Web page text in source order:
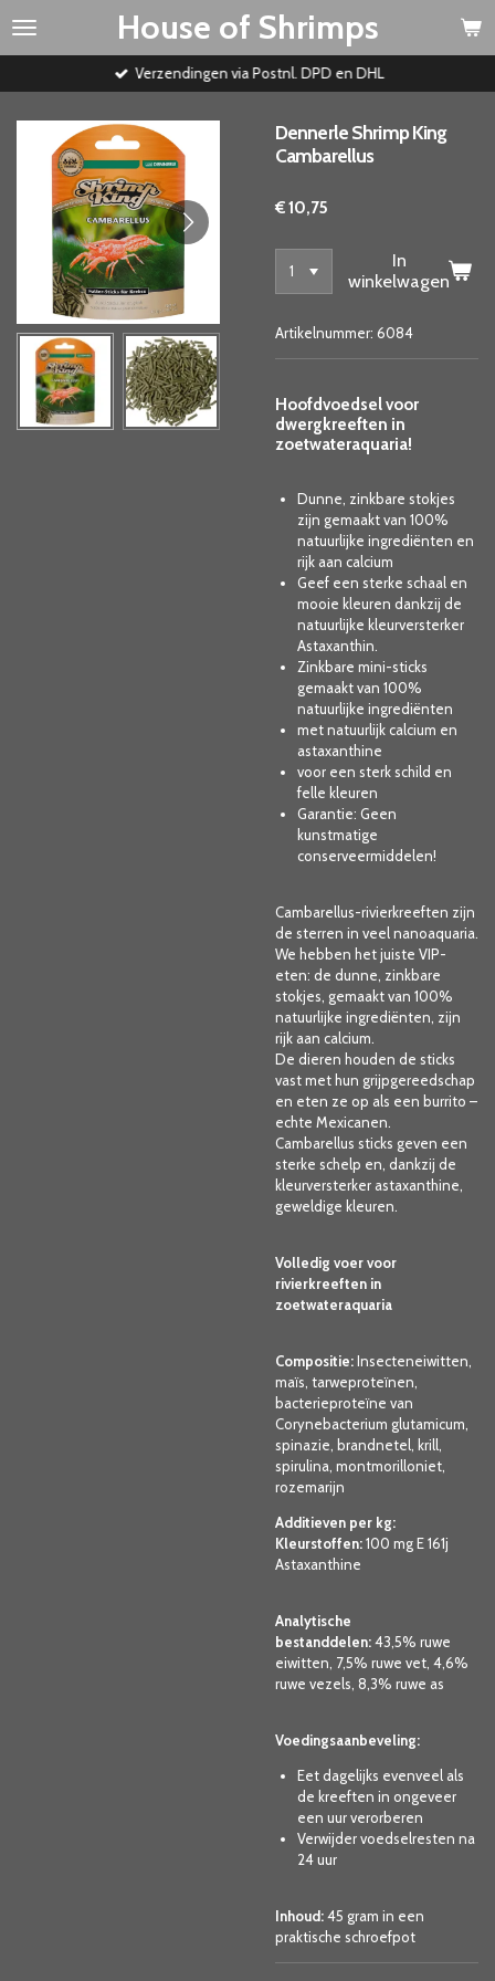
Ga
House of Shrimps
Verzendingen via Postnl. DPD en DHL
Dennerle Shrimp King
Cambarellus
€ 10,75
In
winkelwagen
Artikelnummer: 6084
Hoofdvoedsel voor
dwergkreeften in
zoetwateraquaria!
Dunne, zinkbare stokjes
zijn gemaakt van 100%
natuurlijke ingrediënten en
rijk aan calcium
Geef een sterke schaal en
mooie kleuren dankzij de
natuurlijke kleurversterker
Astaxanthin.
Zinkbare mini-sticks
gemaakt van 100%
natuurlijke ingrediënten
met natuurlijk calcium en
astaxanthine
voor een sterk schild en
felle kleuren
Garantie: Geen
kunstmatige
conserveermiddelen!
Cambarellus-rivierkreeften zijn
de sterren in veel nanoaquaria.
We hebben het juiste VIP-
eten: de dunne, zinkbare
stokjes, gemaakt van 100%
natuurlijke ingrediënten, zijn
rijk aan calcium.
De dieren houden de sticks
vast met hun grijpgereedschap
en eten ze op als een burrito –
echte Mexicanen.
Cambarellus sticks geven een
sterke schelp en, dankzij de
kleurversterker astaxanthine,
geweldige kleuren.
Volledig voer voor
rivierkreeften in
zoetwateraquaria
Compositie:Insecteneiwitten,
maïs, tarweproteïnen,
bacterieproteïne van
Corynebacterium glutamicum,
spinazie, brandnetel, krill,
spirulina, montmorilloniet,
rozemarijn
Additieven per kg:
Kleurstoffen:100 mg E 161j
Astaxanthine
Analytische
bestanddelen:43,5% ruwe
eiwitten, 7,5% ruwe vet, 4,6%
ruwe vezels, 8,3% ruwe as
Voedingsaanbeveling:
Eet dagelijks evenveel als
de kreeften in ongeveer
een uur verorberen
Verwijder voedselresten na
24 uur
Inhoud:45 gram in een
praktische schroefpot